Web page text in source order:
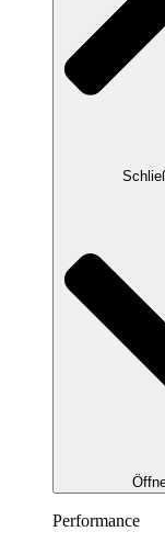
Performance